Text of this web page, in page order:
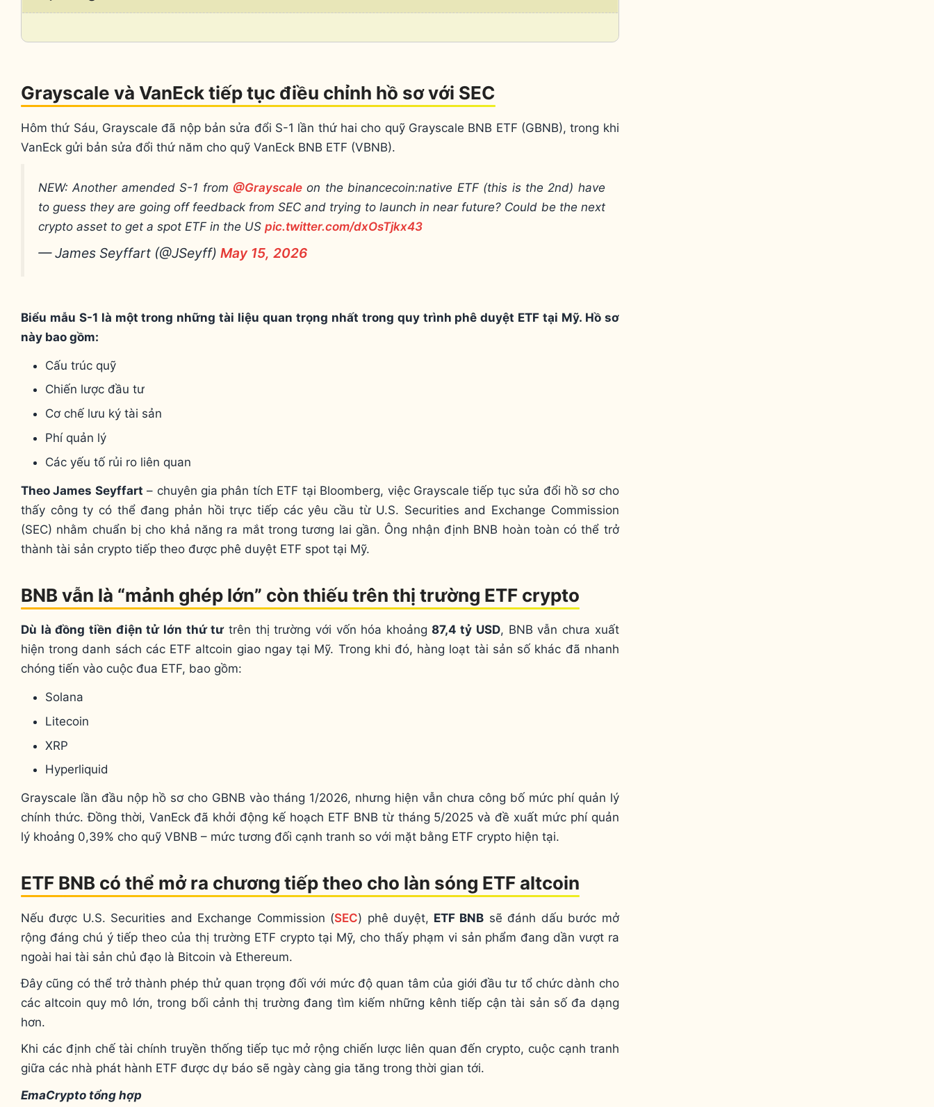
Grayscale và VanEck tiếp tục điều chỉnh hồ sơ với SEC
Hôm thứ Sáu, Grayscale đã nộp bản sửa đổi S-1 lần thứ hai cho quỹ Grayscale BNB ETF (GBNB), trong khi
VanEck gửi bản sửa đổi thứ năm cho quỹ VanEck BNB ETF (VBNB).
NEW: Another amended S-1 from @Grayscale on the binancecoin:native ETF (this is the 2nd) have
to guess they are going off feedback from SEC and trying to launch in near future? Could be the next
crypto asset to get a spot ETF in the US pic.twitter.com/dxOsTjkx43
— James Seyffart (@JSeyff) May 15, 2026
Biểu mẫu S-1 là một trong những tài liệu quan trọng nhất trong quy trình phê duyệt ETF tại Mỹ. Hồ sơ
này bao gồm:
Cấu trúc quỹ
Chiến lược đầu tư
Cơ chế lưu ký tài sản
Phí quản lý
Các yếu tố rủi ro liên quan
Theo James Seyffart – chuyên gia phân tích ETF tại Bloomberg, việc Grayscale tiếp tục sửa đổi hồ sơ cho
thấy công ty có thể đang phản hồi trực tiếp các yêu cầu từ U.S. Securities and Exchange Commission
(SEC) nhằm chuẩn bị cho khả năng ra mắt trong tương lai gần. Ông nhận định BNB hoàn toàn có thể trở
thành tài sản crypto tiếp theo được phê duyệt ETF spot tại Mỹ.
BNB vẫn là “mảnh ghép lớn” còn thiếu trên thị trường ETF crypto
Dù là đồng tiền điện tử lớn thứ tưtrên thị trường với vốn hóa khoảng 87,4 tỷ USD, BNB vẫn chưa xuất
hiện trong danh sách các ETF altcoin giao ngay tại Mỹ. Trong khi đó, hàng loạt tài sản số khác đã nhanh
chóng tiến vào cuộc đua ETF, bao gồm:
Solana
Litecoin
XRP
Hyperliquid
Grayscale lần đầu nộp hồ sơ cho GBNB vào tháng 1/2026, nhưng hiện vẫn chưa công bố mức phí quản lý
chính thức. Đồng thời, VanEck đã khởi động kế hoạch ETF BNB từ tháng 5/2025 và đề xuất mức phí quản
lý khoảng 0,39% cho quỹ VBNB – mức tương đối cạnh tranh so với mặt bằng ETF crypto hiện tại.
ETF BNB có thể mở ra chương tiếp theo cho làn sóng ETF altcoin
Nếu được U.S. Securities and Exchange Commission (SEC) phê duyệt, ETF BNB sẽ đánh dấu bước mở
rộng đáng chú ý tiếp theo của thị trường ETF crypto tại Mỹ, cho thấy phạm vi sản phẩm đang dần vượt ra
ngoài hai tài sản chủ đạo là Bitcoin và Ethereum.
Đây cũng có thể trở thành phép thử quan trọng đối với mức độ quan tâm của giới đầu tư tổ chức dành cho
các altcoin quy mô lớn, trong bối cảnh thị trường đang tìm kiếm những kênh tiếp cận tài sản số đa dạng
hơn.
Khi các định chế tài chính truyền thống tiếp tục mở rộng chiến lược liên quan đến crypto, cuộc cạnh tranh
giữa các nhà phát hành ETF được dự báo sẽ ngày càng gia tăng trong thời gian tới.
EmaCrypto tổng hợp